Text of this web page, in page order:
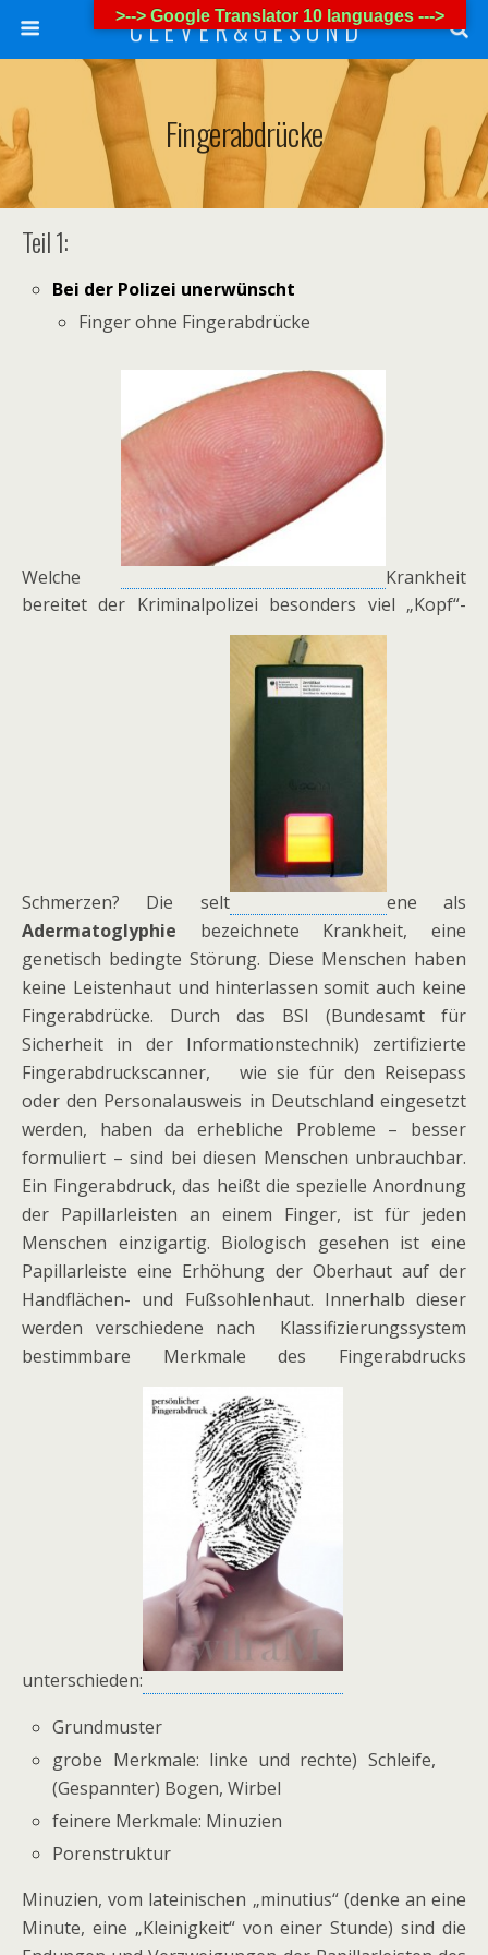
C L E V E R & G E S U N D
Fingerabdrücke
Teil 1:
Bei der Polizei unerwünscht
Finger ohne Fingerabdrücke
Welche
Krankheit
bereitet der Kriminalpolizei besonders viel „Kopf“-
Schmerzen? Die selt
ene als
Adermatoglyphie bezeichnete Krankheit, eine
genetisch bedingte Störung. Diese Menschen haben
keine Leistenhaut und hinterlassen somit auch keine
Fingerabdrücke. Durch das BSI (Bundesamt für
Sicherheit in der Informationstechnik) zertifizierte
Fingerabdruckscanner, wie sie für den Reisepass
oder den Personalausweis in Deutschland eingesetzt
werden, haben da erhebliche Probleme – besser
formuliert – sind bei diesen Menschen unbrauchbar.
Ein Fingerabdruck, das heißt die spezielle Anordnung
der Papillarleisten an einem Finger, ist für jeden
Menschen einzigartig. Biologisch gesehen ist eine
Papillarleiste eine Erhöhung der Oberhaut auf der
Handflächen- und Fußsohlenhaut. Innerhalb dieser
werden verschiedene nach Klassifizierungssystem
bestimmbare Merkmale des Fingerabdrucks
unterschieden:
Grundmuster
grobe Merkmale: linke und rechte) Schleife,
(Gespannter) Bogen, Wirbel
feinere Merkmale: Minuzien
Porenstruktur
Minuzien, vom lateinischen „minutius“ (denke an eine
Minute, eine „Kleinigkeit“ von einer Stunde) sind die
>--> Google Translator 10 languages --->